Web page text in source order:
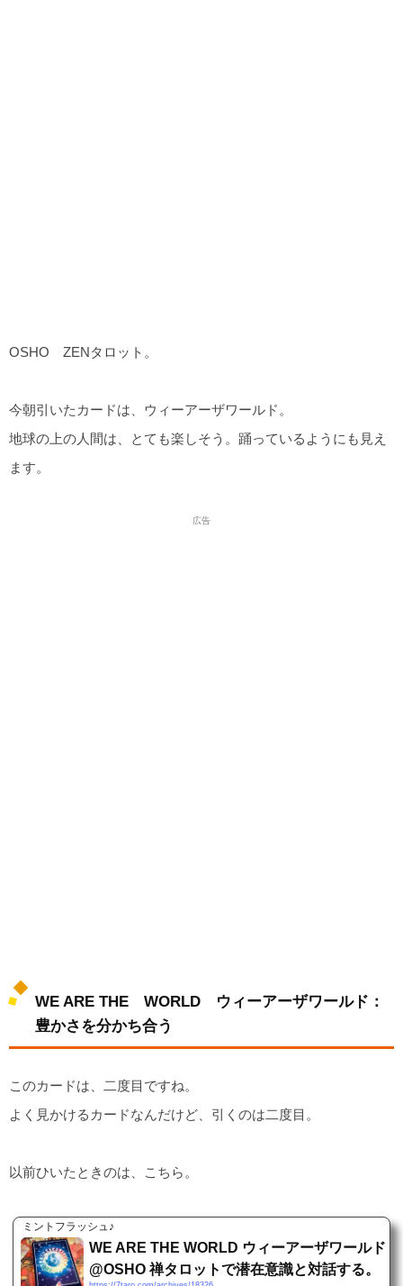
OSHO ZENタロット。
今朝引いたカードは、ウィーアーザワールド。
地球の上の人間は、とても楽しそう。踊っているようにも見え
ます。
広告
WE ARE THE WORLD ウィーアーザワールド：
豊かさを分かち合う
このカードは、二度目ですね。
よく見かけるカードなんだけど、引くのは二度目。
以前ひいたときのは、こちら。
ミントフラッシュ♪
WE ARE THE WORLD ウィーアーザワールド
@OSHO 禅タロットで潜在意識と対話する。